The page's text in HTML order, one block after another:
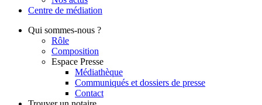
Centre de médiation
Qui sommes-nous ?
Rôle
Composition
Espace Presse
Médiathèque
Communiqués et dossiers de presse
Contact